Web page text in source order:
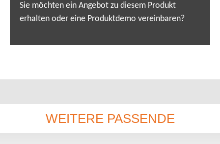
Sie möchten ein Angebot zu diesem Produkt
erhalten oder eine Produktdemo vereinbaren?
WEITERE PASSENDE